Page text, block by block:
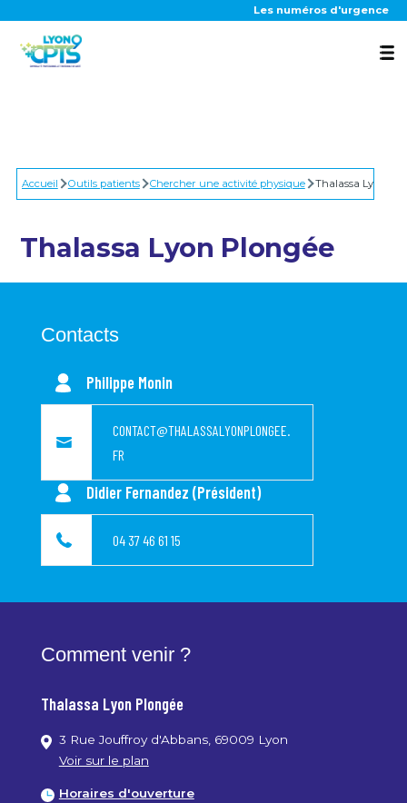
Les numéros d'urgence
Nos actions
Contact
Accueil Outils patients Chercher une activité physique Thalassa Lyon
Thalassa Lyon Plongée
Contacts
Philippe Monin
CONTACT@THALASSALYONPLONGEE.
FR
Didier Fernandez (Président)
04 37 46 61 15
Comment venir ?
Thalassa Lyon Plongée
3 Rue Jouffroy d'Abbans, 69009 Lyon
Voir sur le plan
Horaires d'ouverture